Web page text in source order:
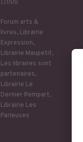
Forum arts &
livres, Librairie
Expression,
Librairie Maupetit,
Les libraires sont
partenaires,
Librairie Le
Dernier Rempart,
Librairie Les
Parleuses